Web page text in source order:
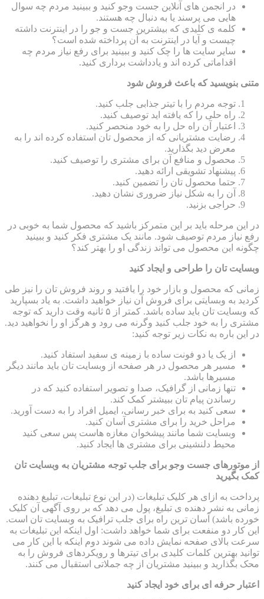
در انجمن های آنلاین جست وجو کنید و ببینید مردم چه سوال
هایی می پرسند یا به دنبال چه هستند.
کلمه ی کلیدی که بیشترین جست و جو را در اینترنت داشته
چیست و آیا در اینترنت به آن پرداخته شده است؟
سایر سایت ها را چک کنید و ببینید برای رفع نیاز مردم چه
اقداماتی کرده اند و یادداشت برداری کنید.
متنی بنویسید که باعث فروش شود
توجه مردم را با تیتر جذابی جلب کنید.
راه حلی را که یافته اید توصیف کنید.
اعتبار آن راه حل را به خود منحصر کنید.
رضایت مشتریانی که از محصول تان استفاده کرده اند را به
معرض دید بگذارید.
محصول و منافع آن برای مشتری را توصیف کنید.
پیشنهاد تشویقی ارائه دهید.
حتما محصول تان را تضمین کنید.
آن را به شکل نیاز ضروری نشان دهید.
حراجی بزنید.
در این مرحله باید بر این متمرکز باشید که محصول شما به خوبی در
رفع نیاز مردم توصیف شود. مانند یک مشتری فکر کنید و ببینید
چگونه این محصول می تواند زندگی او را بهتر کند؟
وبسایت تان را طراحی و ایجاد کنید
زمانی که محصول و بازار خود را یافتید و روند فروش تان را نیز طی
کردید به وبسایتی برای فروش آن نیاز خواهید داشت. به یاد بسپارید
که وبسایت تان باید ساده باشد. کمتر از ۵ ثانیه وقت دارید که توجه
مشتری را به خود جلب کنید وگرنه می رود و هرگز او را نخواهید دید.
در این باره به نکات زیر توجه کنید:
از یک یا دو فونت ساده با زمینه ی سفید استفاد کنید.
مسیر هر محصول در هر صفحه از وبسایت تان باید مانند دیگر
مسیرها باشد.
تنها زمانی از گرافیک، صدا و تصویر استفاده کنید که در
رساندن پیام تان ببیشتر کمک کند.
سعی کنید به برای خبر رسانی، ایمیل افراد را به دست آورید.
مراحل خرید را برای مشتری آسان کنید.
وبسایت شما مانند پیشخوان مغازه هاست پس سعی کنید
محیط دلنشینی برای مشتری ها ایجاد کنید.
از موتورهای جست وجو برای جلب توجه مشتریان به وبسایت تان
کمک بگیرید
پرداخت به ازای هر کلیک تبلیغات (در این نوع تبلیغات، تبلیغ دهنده
زمانی به نشر دهنده ی تبلیغ، پول می دهد که بر روی آگهی آن کلیک
خورده باشد) آسان ترین راه برای جلب ترافیک به وبسایت تان است.
این کار دو منفعت برای شما خواهد داشت: اول اینکه این تبلیغات به
سرعت بالای صفحه نمایش داده می شوند دوم اینکه با این کار می
توانید بهترین کلمات کلیدی برای تیترها و رویکردهای فروش را به
محک بگذارید و ببینید مشتریان از چه جملاتی استقبال می کنند.
اعتبار حرفه ای برای خود ایجاد کنید